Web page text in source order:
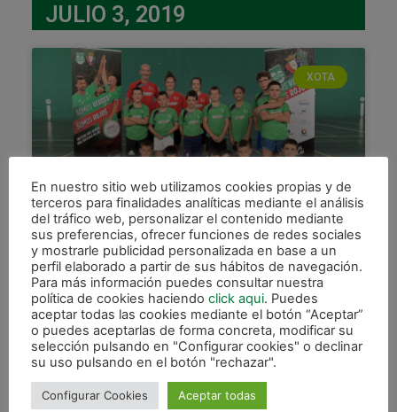
JULIO 3, 2019
XOTA
Èxito del I Campus mixto de
Futsal Zubiri
Durante toda esta semana se está realizando el I
Campus de Fútbol Sala mixto, organizado por el
club Somos Verdes Somos Rojos en el
Polideportivo del
LEER MÁS »
En nuestro sitio web utilizamos cookies propias y de
terceros para finalidades analíticas mediante el análisis
del tráfico web, personalizar el contenido mediante
sus preferencias, ofrecer funciones de redes sociales
y mostrarle publicidad personalizada en base a un
perfil elaborado a partir de sus hábitos de navegación.
Para más información puedes consultar nuestra
política de cookies haciendo click aqui. Puedes
aceptar todas las cookies mediante el botón “Aceptar”
o puedes aceptarlas de forma concreta, modificar su
selección pulsando en "Configurar cookies" o declinar
su uso pulsando en el botón "rechazar".
Configurar Cookies Aceptar todas